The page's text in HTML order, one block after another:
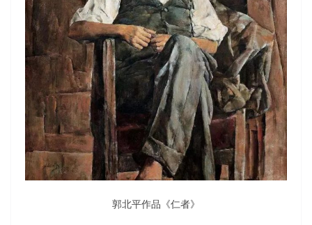
郭北平作品《仁者》